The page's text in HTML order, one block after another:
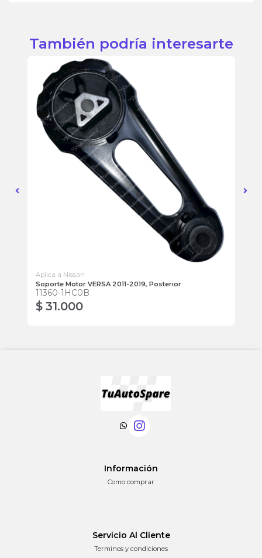
También podría interesarte
Aplica a Nissan
Soporte Motor VERSA 2011-2019, Posterior
11360-1HC0B
$ 31.000
Información
Como comprar
Servicio Al Cliente
Terminos y condiciones